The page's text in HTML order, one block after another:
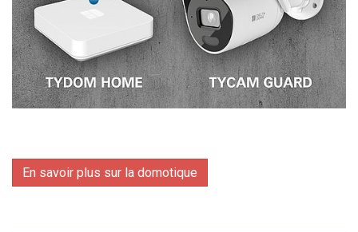
En savoir plus sur la domotique